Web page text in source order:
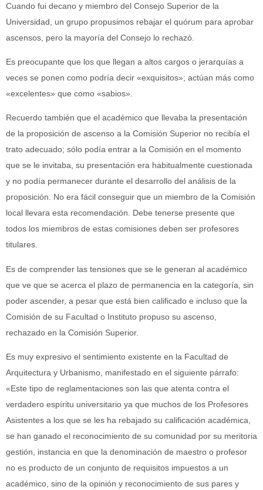
Cuando fui decano y miembro del Consejo Superior de la
Universidad, un grupo propusimos rebajar el quórum para aprobar
ascensos, pero la mayoría del Consejo lo rechazó.
Es preocupante que los que llegan a altos cargos o jerarquías a
veces se ponen como podría decir «exquisitos»; actúan más como
«excelentes» que como «sabios».
Recuerdo también que el académico que llevaba la presentación
de la proposición de ascenso a la Comisión Superior no recibía el
trato adecuado; sólo podía entrar a la Comisión en el momento
que se le invitaba, su presentación era habitualmente cuestionada
y no podía permanecer durante el desarrollo del análisis de la
proposición. No era fácil conseguir que un miembro de la Comisión
local llevara esta recomendación. Debe tenerse presente que
todos los miembros de estas comisiones deben ser profesores
titulares.
Es de comprender las tensiones que se le generan al académico
que ve que se acerca el plazo de permanencia en la categoría, sin
poder ascender, a pesar que está bien calificado e incluso que la
Comisión de su Facultad o Instituto propuso su ascenso,
rechazado en la Comisión Superior.
Es muy expresivo el sentimiento existente en la Facultad de
Arquitectura y Urbanismo, manifestado en el siguiente párrafo:
«Este tipo de reglamentaciones son las que atenta contra el
verdadero espíritu universitario ya que muchos de los Profesores
Asistentes a los que se les ha rebajado su calificación académica,
se han ganado el reconocimiento de su comunidad por su meritoria
gestión, instancia en que la denominación de maestro o profesor
no es producto de un conjunto de requisitos impuestos a un
académico, sino de la opinión y reconocimiento de sus pares y